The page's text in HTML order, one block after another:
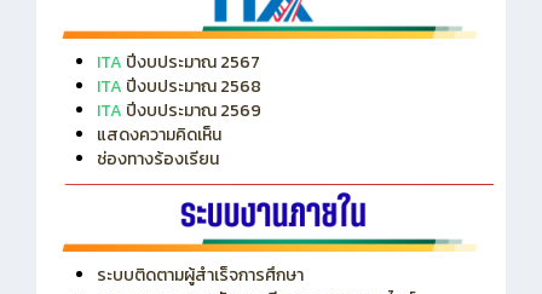
ITA ปีงบประมาณ 2567
ITA ปีงบประมาณ 2568
ITAปีงบประมาณ 2569
แสดงความคิดเห็น
ช่องทางร้องเรียน